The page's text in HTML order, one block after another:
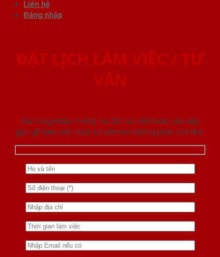
Liên hệ
Đăng nhập
ĐẶT LỊCH LÀM VIỆC / TƯ
VẤN
Vui lòng nhập thông tin đặt lịch để được sắp xếp
gặp gỡ làm việc hoăc tư vấn mà không phải chờ đợi.